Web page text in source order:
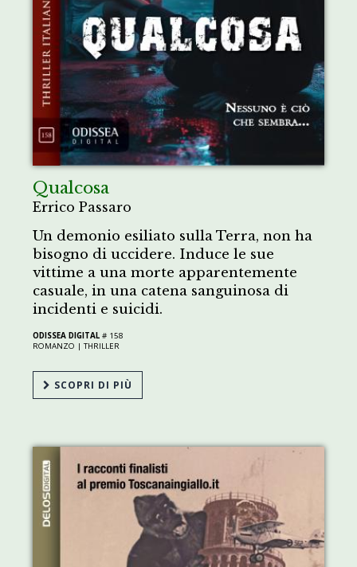
Qualcosa
Errico Passaro
Un demonio esiliato sulla Terra, non ha
bisogno di uccidere. Induce le sue
vittime a una morte apparentemente
casuale, in una catena sanguinosa di
incidenti e suicidi.
ODISSEA DIGITAL # 158
ROMANZO |THRILLER
SCOPRI DI PIÙ